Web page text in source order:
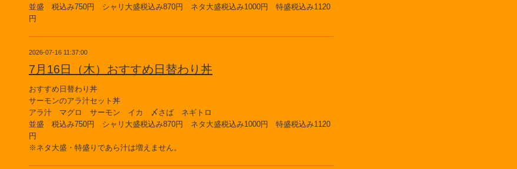
並盛 税込み750円 シャリ大盛税込み870円 ネタ大盛税込み1000円 特盛税込み1120
円
2026-07-16 11:37:00
7月16日（木）おすすめ日替わり丼
おすすめ日替わり丼
サーモンのアラ汁セット丼
アラ汁 マグロ サーモン イカ 〆さば ネギトロ
並盛 税込み750円 シャリ大盛税込み870円 ネタ大盛税込み1000円 特盛税込み1120
円
※ネタ大盛・特盛りであら汁は増えません。